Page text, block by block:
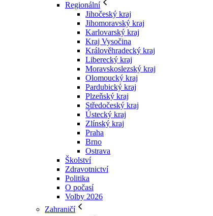
Regionální
Jihočeský kraj
Jihomoravský kraj
Karlovarský kraj
Kraj Vysočina
Králověhradecký kraj
Liberecký kraj
Moravskoslezský kraj
Olomoucký kraj
Pardubický kraj
Plzeňský kraj
Středočeský kraj
Ústecký kraj
Zlínský kraj
Praha
Brno
Ostrava
Školství
Zdravotnictví
Politika
O počasí
Volby 2026
Zahraničí